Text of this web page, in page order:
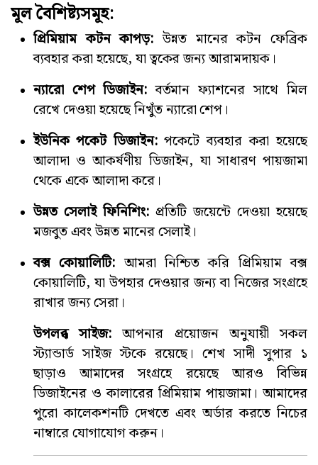
মূল বৈশিষ্ট্যসমূহ:
প্রিমিয়াম কটন কাপড়: উন্নত মানের কটন ফেব্রিক
ব্যবহার করা হয়েছে, যা ত্বকের জন্য আরামদায়ক।
ন্যারো শেপ ডিজাইন:বর্তমান ফ্যাশনের সাথে মিল
রেখে দেওয়া হয়েছে নিখুঁত ন্যারো শেপ।
ইউনিক পকেট ডিজাইন:পকেটে ব্যবহার করা হয়েছে
আলাদা ও আকর্ষণীয় ডিজাইন, যা সাধারণ পায়জামা
থেকে একে আলাদা করে।
উন্নত সেলাই ফিনিশিং:প্রতিটি জয়েন্টে দেওয়া হয়েছে
মজবুত এবং উন্নত মানের সেলাই।
বক্স কোয়ালিটি: আমরা নিশ্চিত করি প্রিমিয়াম বক্স
কোয়ালিটি, যা উপহার দেওয়ার জন্য বা নিজের সংগ্রহে
রাখার জন্য সেরা।
উপলব্ধ সাইজ: আপনার প্রয়োজন অনুযায়ী সকল
স্ট্যান্ডার্ড সাইজ স্টকে রয়েছে। শেখ সাদী সুপার ১
ছাড়াও আমাদের সংগ্রহে রয়েছে আরও বিভিন্ন
ডিজাইনের ও কালারের প্রিমিয়াম পায়জামা। আমাদের
পুরো কালেকশনটি দেখতে এবং অর্ডার করতে নিচের
নাম্বারে যোগাযোগ করুন।